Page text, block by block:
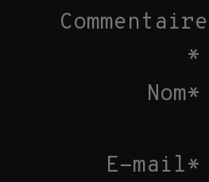
Commentaire
*
Nom*
E-mail*